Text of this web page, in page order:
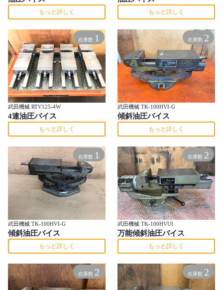
もっと詳しく もっと詳しく
在庫数 1
武田機械 RTV125-4W
4連油圧バイス
もっと詳しく
在庫数 2
武田機械 TK-100HVI-G
傾斜油圧バイス
もっと詳しく
在庫数 1
武田機械 TK-100HVI-G
傾斜油圧バイス
もっと詳しく
在庫数 2
武田機械 TK-100HVUI
万能傾斜油圧バイス
もっと詳しく
在庫数 2 在庫数 2